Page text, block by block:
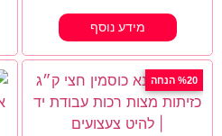
מידע נוסף
%20 הנחה